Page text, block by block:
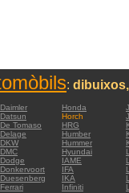
:
Daimler Honda
Datsun Horch
De Tomaso HRG
Delage Humber
DKW Hummer
DMC Hyundai
Dodge IAME
Donkervoort IFA
Duesenberg IKA
Ferrari Infiniti